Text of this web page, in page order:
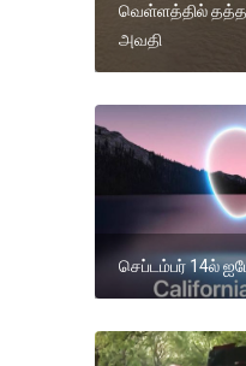
வெள்ளத்தில்
அவதி
செப்டம்பர் 14ல்